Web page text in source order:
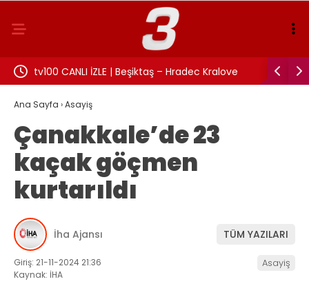
tv100 CANLI İZLE | Beşiktaş – Hradec Kralove
maçı canlı izle!
İzmit
Ana Sayfa ›Asayiş
Çanakkale’de 23
kaçak göçmen
kurtarıldı
İha Ajansı TÜM YAZILARI
Giriş: 21-11-2024 21:36
Kaynak: İHA
Asayiş